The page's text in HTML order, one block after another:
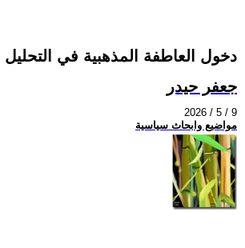
دخول العاطفة المذهبية في
جعفر حيدر
2026 / 5 / 9
مواضيع وابحاث سياسية